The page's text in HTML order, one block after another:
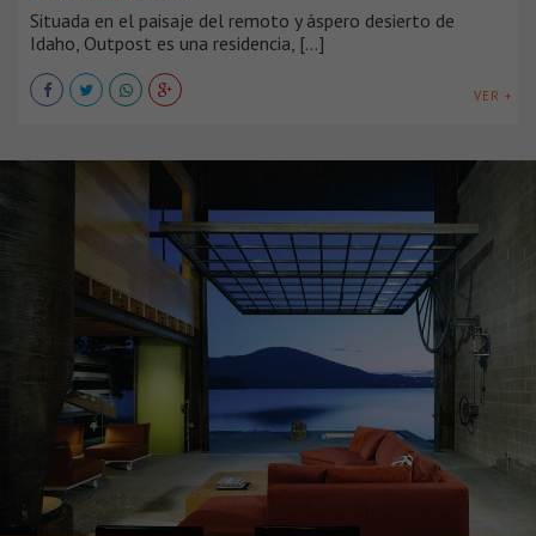
Situada en el paisaje del remoto y áspero desierto de
Idaho, Outpost es una residencia, [...]
VER +